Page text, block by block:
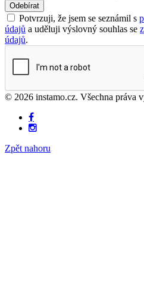
Odebírat
Potvrzuji, že jsem se seznámil s
údajů a uděluji výslovný souhlas se
údajů.
© 2026 instamo.cz. Všechna práva
Zpět nahoru